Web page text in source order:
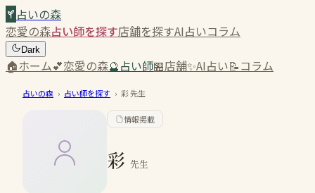
占いの森
恋愛の森占い師を探す店舗を探すAI占いコラム
Dark
🏠ホーム💕恋愛の森🔮占い師🏪店舗✨AI占い📝コラム
占いの森 › 占い師を探す › 彩先生
情報掲載
彩 先生